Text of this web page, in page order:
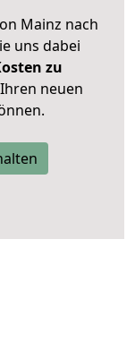
Mainz nach
uns dabei
zu
neuen